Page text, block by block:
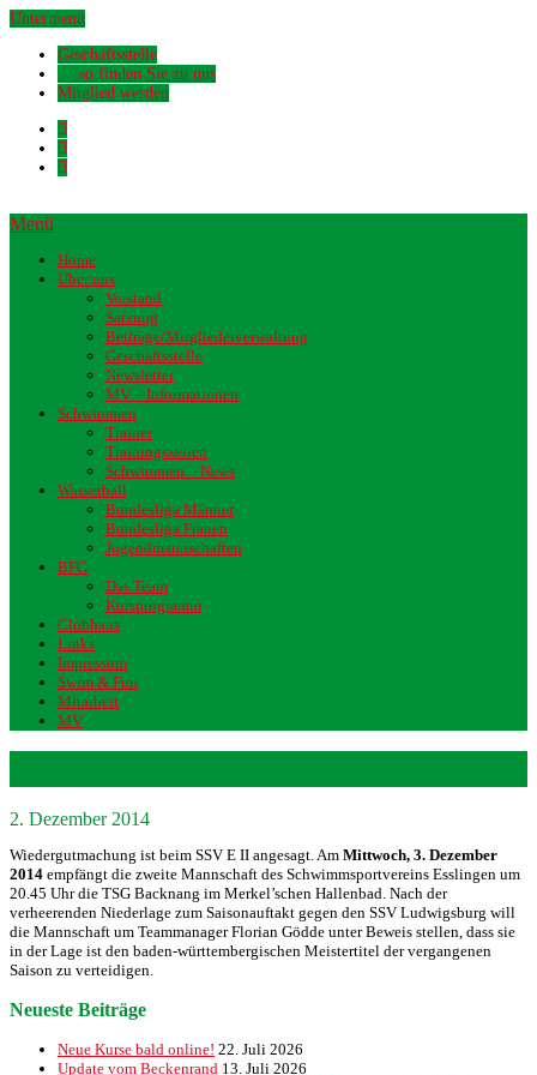
Untermenü
Geschäftsstelle
… so finden Sie zu uns
Mitglied werden
Menü
Home
Über uns
Vorstand
Satzung
Beiträge/Mitgliederverwaltung
Geschäftsstelle
Newsletter
MV – Informationen
Schwimmen
Trainer
Trainingszeiten
Schwimmen – News
Wasserball
Bundesliga Männer
Bundesliga Frauen
Jugendmannschaften
BFG
Das Team
Kursprogramm
Clubhaus
Links
Impressum
Swim & Fun
Mitarbeit
MV
2. Dezember 2014
Wiedergutmachung ist beim SSV E II angesagt. Am Mittwoch, 3. Dezember
2014 empfängt die zweite Mannschaft des Schwimmsportvereins Esslingen um
20.45 Uhr die TSG Backnang im Merkel’schen Hallenbad. Nach der
verheerenden Niederlage zum Saisonauftakt gegen den SSV Ludwigsburg will
die Mannschaft um Teammanager Florian Gödde unter Beweis stellen, dass sie
in der Lage ist den baden-württembergischen Meistertitel der vergangenen
Saison zu verteidigen.
Neueste Beiträge
Neue Kurse bald online! 22. Juli 2026
Update vom Beckenrand 13. Juli 2026